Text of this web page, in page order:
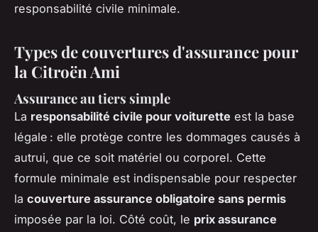
responsabilité civile minimale.
Types de couvertures d'assurance pour
la Citroën Ami
Assurance au tiers simple
La responsabilité civile pour voiturette est la base
légale : elle protège contre les dommages causés à
autrui, que ce soit matériel ou corporel. Cette
formule minimale est indispensable pour respecter
la couverture assurance obligatoire sans permis
imposée par la loi. Côté coût, le prix assurance